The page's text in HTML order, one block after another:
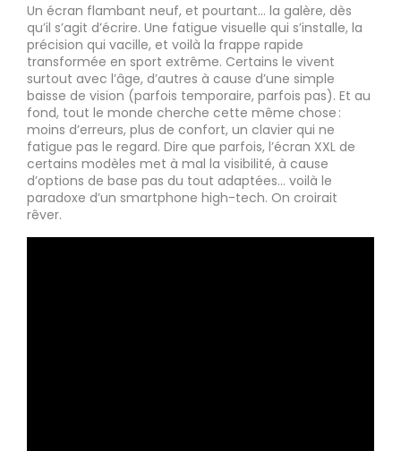
Un écran flambant neuf, et pourtant… la galère, dès
qu’il s’agit d’écrire. Une fatigue visuelle qui s’installe, la
précision qui vacille, et voilà la frappe rapide
transformée en sport extrême. Certains le vivent
surtout avec l’âge, d’autres à cause d’une simple
baisse de vision (parfois temporaire, parfois pas). Et au
fond, tout le monde cherche cette même chose :
moins d’erreurs, plus de confort, un clavier qui ne
fatigue pas le regard. Dire que parfois, l’écran XXL de
certains modèles met à mal la visibilité, à cause
d’options de base pas du tout adaptées… voilà le
paradoxe d’un smartphone high-tech. On croirait
rêver.